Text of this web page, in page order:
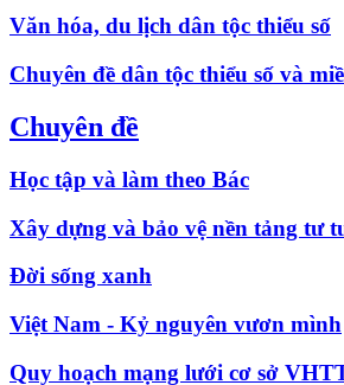
Văn hóa, du lịch dân tộc thiểu số
Chuyên đề dân tộc thiểu số và
Chuyên đề
Học tập và làm theo Bác
Xây dựng và bảo vệ nền tảng tư
Đời sống xanh
Việt Nam - Kỷ nguyên vươn mình
Quy hoạch mạng lưới cơ sở